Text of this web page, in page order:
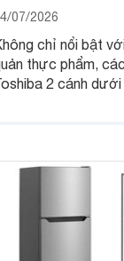
07/2026
chỉ nổi bật
thực phẩm,
2 cánh